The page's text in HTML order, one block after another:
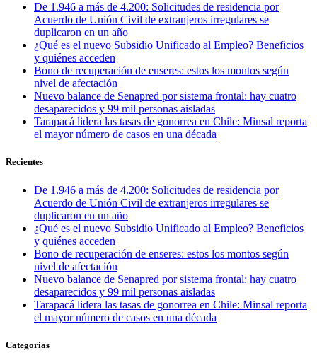
De 1.946 a más de 4.200: Solicitudes de residencia por
Acuerdo de Unión Civil de extranjeros irregulares se
duplicaron en un año
¿Qué es el nuevo Subsidio Unificado al Empleo? Beneficios
y quiénes acceden
Bono de recuperación de enseres: estos los montos según
nivel de afectación
Nuevo balance de Senapred por sistema frontal: hay cuatro
desaparecidos y 99 mil personas aisladas
Tarapacá lidera las tasas de gonorrea en Chile: Minsal reporta
el mayor número de casos en una década
Recientes
De 1.946 a más de 4.200: Solicitudes de residencia por
Acuerdo de Unión Civil de extranjeros irregulares se
duplicaron en un año
¿Qué es el nuevo Subsidio Unificado al Empleo? Beneficios
y quiénes acceden
Bono de recuperación de enseres: estos los montos según
nivel de afectación
Nuevo balance de Senapred por sistema frontal: hay cuatro
desaparecidos y 99 mil personas aisladas
Tarapacá lidera las tasas de gonorrea en Chile: Minsal reporta
el mayor número de casos en una década
Categorias